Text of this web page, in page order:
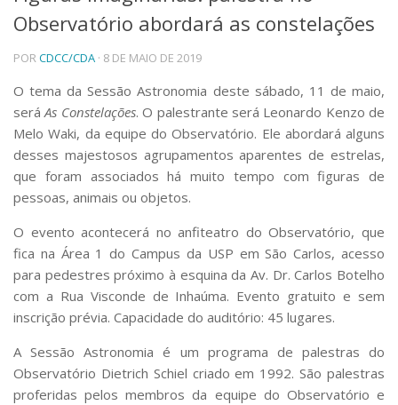
Telefones e Mapas
Pessoas
Ensino
Graduação
Pós-Graduação
Educação a distância
Cursos de Extensão
Pesquisa e Inovação
Linhas de Pesquisa
Pós-doutorado
Iniciação Científica
Transferência de Tecnologia
Empresas Juniores
Extensão à Comunidade
Artes, Cultura e Esportes
Museus e Espaços Interativos
Observatório abordará as constelações
PORCDCC/CDA · 8 DE MAIO DE 2019
O tema da Sessão Astronomia deste sábado, 11 de maio,
seráAs Constelações. O palestrante será Leonardo Kenzo de
Melo Waki, da equipe do Observatório. Ele abordará alguns
desses majestosos agrupamentos aparentes de estrelas,
que foram associados há muito tempo com figuras de
pessoas, animais ou objetos.
O evento acontecerá no anfiteatro do Observatório, que
fica na Área 1 do Campus da USP em São Carlos, acesso
para pedestres próximo à esquina da Av. Dr. Carlos Botelho
com a Rua Visconde de Inhaúma. Evento gratuito e sem
inscrição prévia. Capacidade do auditório: 45 lugares.
A Sessão Astronomia é um programa de palestras do
Observatório Dietrich Schiel criado em 1992. São palestras
proferidas pelos membros da equipe do Observatório e